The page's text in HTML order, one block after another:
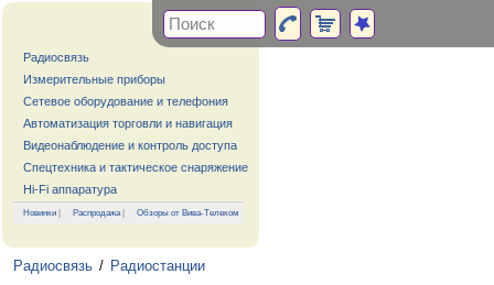
Радиосвязь
Измерительные приборы
Сетевое оборудование и телефония
Автоматизация торговли и навигация
Видеонаблюдение и контроль доступа
Спецтехника и тактическое снаряжение
Hi-Fi аппаратура
Новинки | Распродажа| Обзоры от Вива-Телеком
Радиосвязь / Радиостанции